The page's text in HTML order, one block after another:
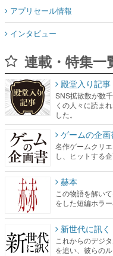
アプリセール情報
インタビュー
連載・特集一
殿堂入り記事
SNS拡散数が数
くの人々に読ま
した。
ゲームの企画
名作ゲームクリ
し、ヒットする
赫本
この物語を解い
をした短編ホラー
新世代に訊く
これからのデジ
を追い、彼らの